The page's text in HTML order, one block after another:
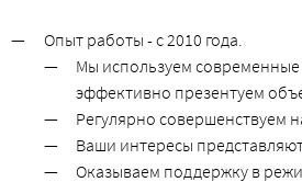
Опыт работы - с 2010 года.
Мы используем
эффективно презентуем
Регулярно совершенствуем
Ваши интересы
Оказываем поддержку в